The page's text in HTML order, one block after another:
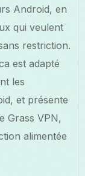
Android, en
qui veulent
restriction.
est adapté
les
et présente
Grass VPN,
alimentée